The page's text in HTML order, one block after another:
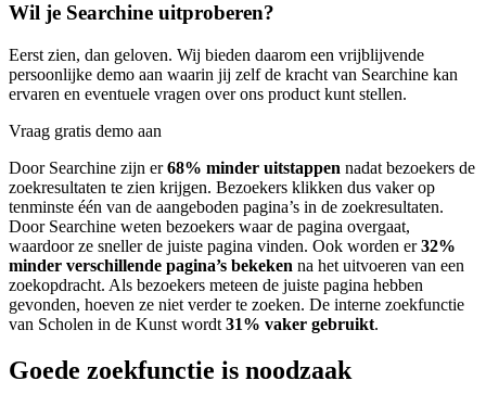
Wil je Searchine uitproberen?
Eerst zien, dan geloven. Wij bieden daarom een vrijblijvende
persoonlijke demo aan waarin jij zelf de kracht van Searchine kan
ervaren en eventuele vragen over ons product kunt stellen.
Vraag gratis demo aan
Door Searchine zijn er68% minder uitstappen nadat bezoekers de
zoekresultaten te zien krijgen. Bezoekers klikken dus vaker op
tenminste één van de aangeboden pagina’s in de zoekresultaten.
Door Searchine weten bezoekers waar de pagina overgaat,
waardoor ze sneller de juiste pagina vinden. Ook worden er32%
minder verschillende pagina’s bekeken na het uitvoeren van een
zoekopdracht. Als bezoekers meteen de juiste pagina hebben
gevonden, hoeven ze niet verder te zoeken. De interne zoekfunctie
van Scholen in de Kunst wordt 31% vaker gebruikt.
Goede zoekfunctie is noodzaak